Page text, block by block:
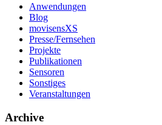
Anwendungen
Blog
movisensXS
Presse/Fernsehen
Projekte
Publikationen
Sensoren
Sonstiges
Veranstaltungen
Archive